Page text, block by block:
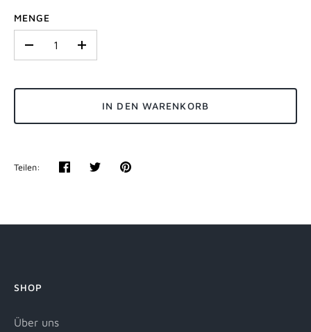
MENGE
+
IN DEN WARENKORB
Teilen:
TeilenTwitternPinnen
SHOP
Über uns